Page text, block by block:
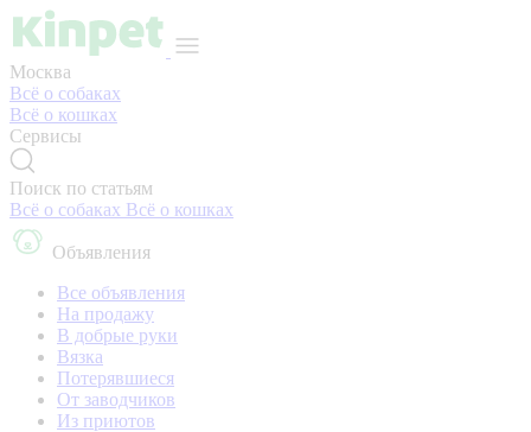
Москва
Всё о собаках
Всё о кошках
Сервисы
Поиск по статьям
Всё о собаках Всё о кошках
Объявления
Все объявления
На продажу
В добрые руки
Вязка
Потерявшиеся
От заводчиков
Из приютов